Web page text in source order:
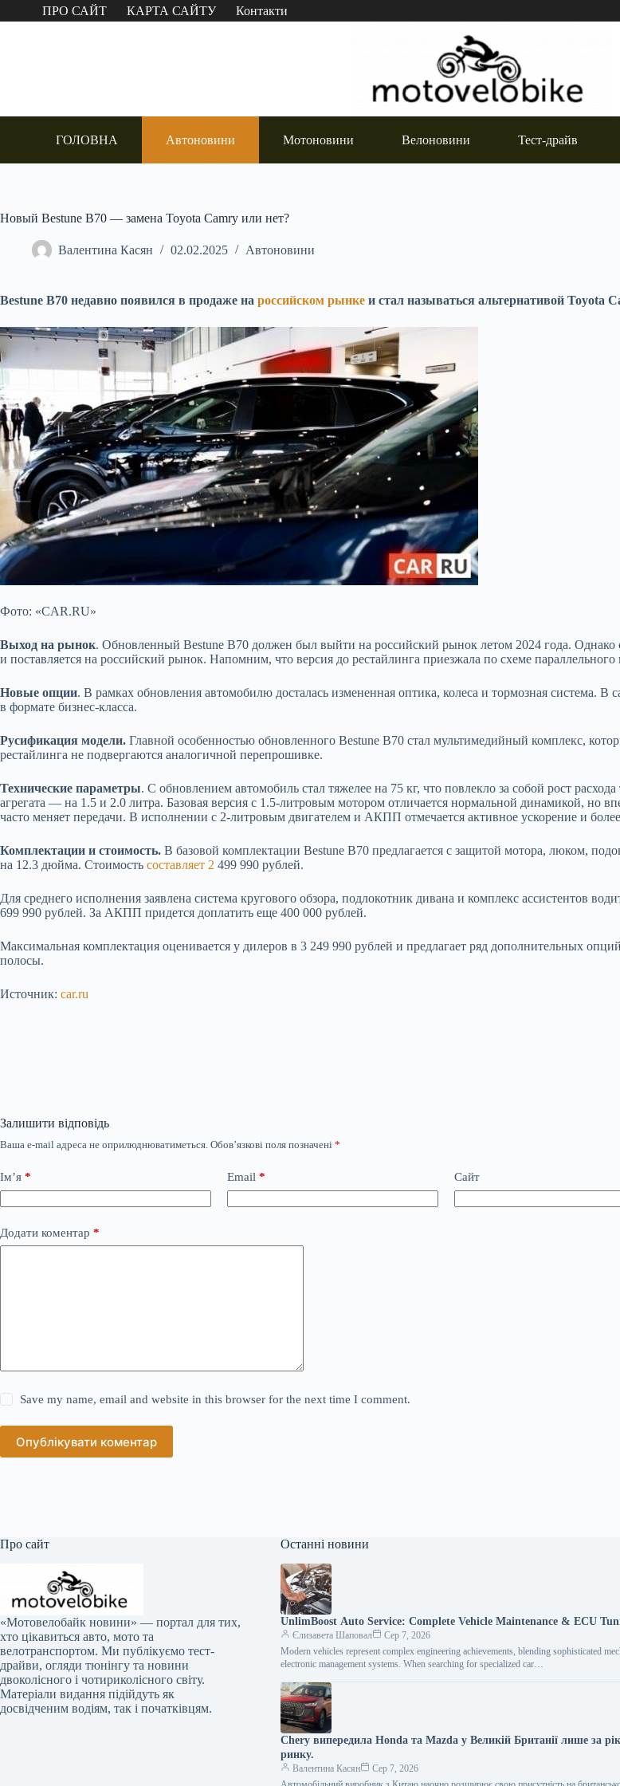
Перейти
до
ПРО САЙТ КАРТА САЙТУ Контакти
ГОЛОВНА Автоновини Мотоновини Велоновини Тест-драйв
Новый Bestune B70 — замена Toyota Camry или нет?
Валентина Касян 02.02.2025 Автоновини
Bestune B70 недавно появился в продаже на российском рынке и стал называться альтернативой Toyota
Фото: «CAR.RU»
Выход на рынок. Обновленный Bestune B70 должен был выйти на российский рынок летом 2024 года. Однако
и поставляется на российский рынок. Напомним, что версия до рестайлинга приезжала по схеме параллельного
Новые опции. В рамках обновления автомобилю досталась измененная оптика, колеса и тормозная система.
в формате бизнес-класса.
Русификация модели. Главной особенностью обновленного Bestune B70 стал мультимедийный комплекс,
рестайлинга не подвергаются аналогичной перепрошивке.
Технические параметры. С обновлением автомобиль стал тяжелее на 75 кг, что повлекло за собой рост
агрегата — на 1.5 и 2.0 литра. Базовая версия с 1.5-литровым мотором отличается нормальной динамикой, но
часто меняет передачи. В исполнении с 2-литровым двигателем и АКПП отмечается активное ускорение и более
Комплектации и стоимость. В базовой комплектации Bestune B70 предлагается с защитой мотора, люком,
на 12.3 дюйма. Стоимость составляет 2 499 990 рублей.
Для среднего исполнения заявлена система кругового обзора, подлокотник дивана и комплекс ассистентов
699 990 рублей. За АКПП придется доплатить еще 400 000 рублей.
Максимальная комплектация оценивается у дилеров в 3 249 990 рублей и предлагает ряд дополнительных
полосы.
Источник: car.ru
Залишити відповідь
Ваша e-mail адреса не оприлюднюватиметься. Обов’язкові поля позначені *
Ім’я * Email * Сайт
Додати коментар *
Save my name, email and website in this browser for the next time I comment.
Опублікувати коментар
Про сайт
«Мотовелобайк новини» — портал для тих,
хто цікавиться авто, мото та
велотранспортом. Ми публікуємо тест-
драйви, огляди тюнінгу та новини
двоколісного і чотириколісного світу.
Матеріали видання підійдуть як
досвідченим водіям, так і початківцям.
Останні новини
UnlimBoost Auto Service: Complete Vehicle Maintenance & ECU
Єлизавета Шаповал
Сер 7, 2026
Modern vehicles represent complex engineering achievements, blending sophisticated
electronic management systems. When searching for specialized car…
Chery випередила Honda та Mazda у Великій Британії лише за
ринку.
Валентина Касян
Сер 7, 2026